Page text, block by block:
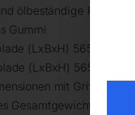
ölbeständige Räder
Gummi
(LxBxH) 565 x 365 x
(LxBxH) 565 x 365 x
mit Griff und
Gesamtgewicht ohne